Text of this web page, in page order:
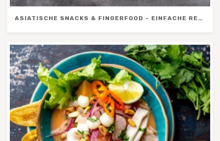
ASIATISCHE SNACKS & FINGERFOOD – EINFACHE REZEPTE FÜR SOMMER, GRILLABEND & PICKNICK